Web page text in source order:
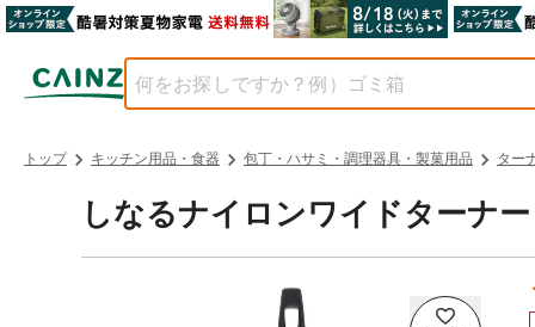
トップ キッチン用品・食器 包丁・ハサミ・調理器具・製菓用品 ター
しなるナイロンワイドターナー